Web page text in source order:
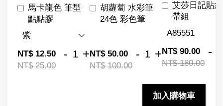
馬卡龍色 筆型
點點膠
NT$ 12.50
NT$ 25.00
- +
胡蘿蔔 水彩筆
24色 彩色筆
NT$ 50.00
NT$ 100.00
- +
艾莎日記貼
帶組
NT$ 90.00
NT$ 180.00
-
加入購物車